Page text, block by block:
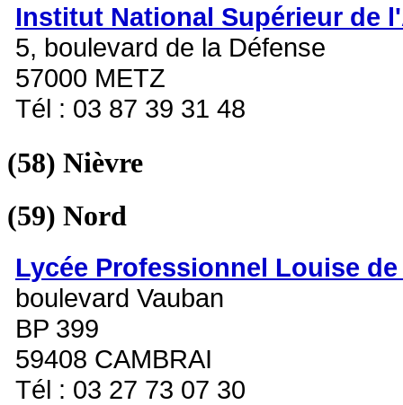
Institut National Supérieur de
5, boulevard de la Défense
57000 METZ
Tél : 03 87 39 31 48
(58) Nièvre
(59) Nord
Lycée Professionnel Louise
boulevard Vauban
BP 399
59408 CAMBRAI
Tél : 03 27 73 07 30